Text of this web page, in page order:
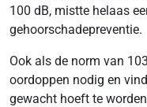
100 dB, mistte helaas
gehoorschadepreventie.
Ook als de norm van
oordoppen nodig en
gewacht hoeft te